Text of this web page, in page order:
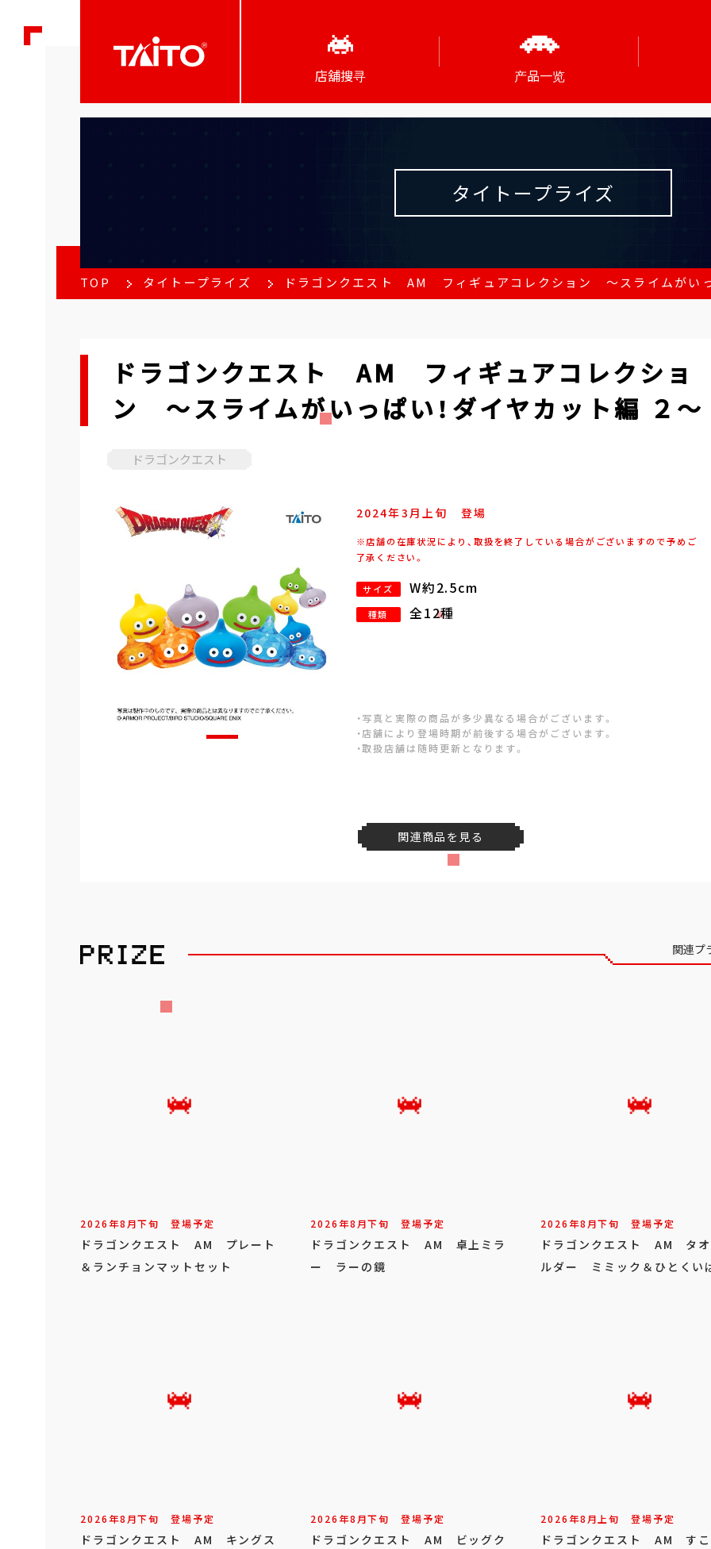
店舖搜寻 产品一览
タイトープライズ
TOP タイトープライズ ドラゴンクエスト AM フィギュアコレクション ～スライムがいっ
ドラゴンクエスト AM フィギュアコレクショ
ン ～スライムがいっぱい！ダイヤカット編 ２～
ドラゴンクエスト
2024年3月上旬 登場
※店舗の在庫状況により、取扱を終了している場合がございますので予めご
了承ください。
サイズ W約2.5cm
種類 全12種
・写真と実際の商品が多少異なる場合がございます。
・店舗により登場時期が前後する場合がございます。
・取扱店舗は随時更新となります。
関連商品を見る
関連プ
2026年8月下旬 登場予定
ドラゴンクエスト AM プレート
＆ランチョンマットセット
2026年8月下旬 登場予定
ドラゴンクエスト AM 卓上ミラ
ー ラーの鏡
2026年8月下旬 登場予定
ドラゴンクエスト AM タオ
ルダー ミミック＆ひとくい
2026年8月下旬 登場予定
ドラゴンクエスト AM キングス
2026年8月下旬 登場予定
ドラゴンクエスト AM ビッグク
2026年8月上旬 登場予定
ドラゴンクエスト AM すこ